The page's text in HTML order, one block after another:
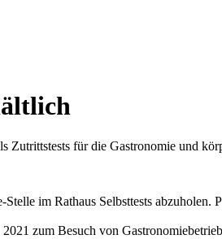
Zutrittstests für die Gastronomie und
im Rathaus Selbsttests abzuholen.
zum Besuch von